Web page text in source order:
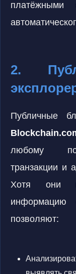
2.
Публичные
любому
транзакции и
Хотя они
информацию
позволяют: